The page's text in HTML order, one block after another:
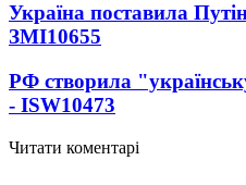
Україна поставила
ЗМІ10655
РФ створила
- ISW10473
Читати коментарі